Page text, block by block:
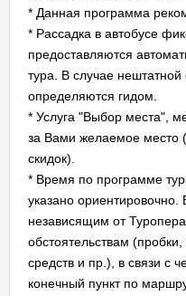
* Данная программа
* Рассадка в автобусе
предоставляются
тура. В случае
определяются гидом.
* Услуга "Выбор места",
за Вами желаемое место
скидок).
* Время по программе
указано
независящим от
обстоятельствам
средств и пр.), в связи с
конечный пункт по